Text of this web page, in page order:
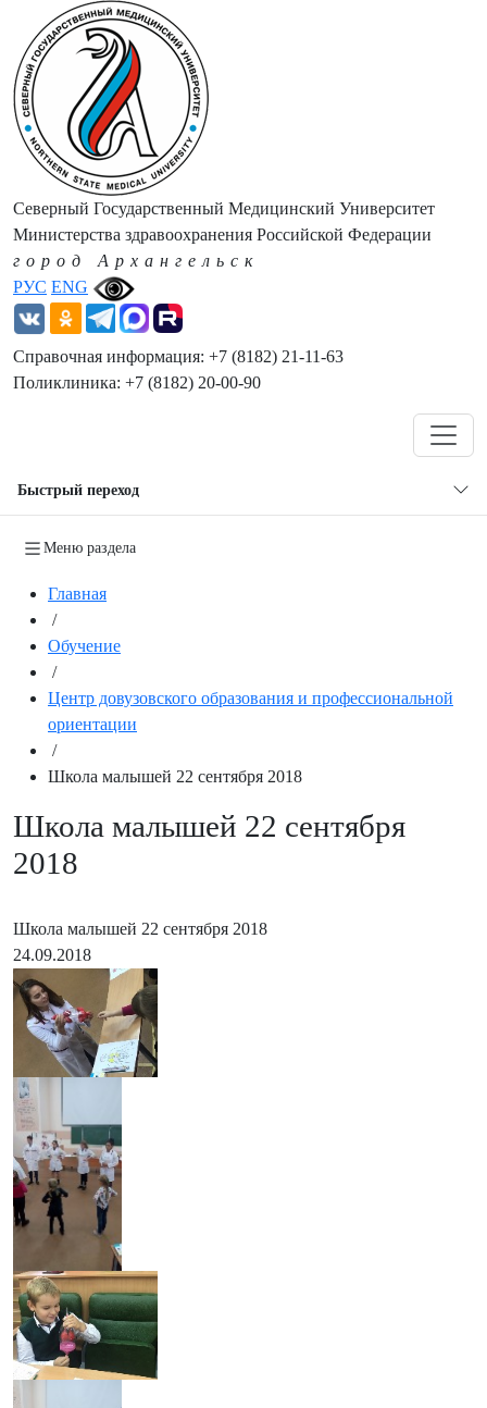
РУС ENG
Северный Государственный Медицинский Университет
Министерства здравоохранения Российской Федерации
город Архангельск
Справочная информация: +7 (8182) 21-11-63
Поликлиника: +7 (8182) 20-00-90
Быстрый переход
Меню раздела
Главная
/
Обучение
/
Центр довузовского образования и профессиональной
ориентации
/
Школа малышей 22 сентября 2018
Школа малышей 22 сентября
2018
Школа малышей 22 сентября 2018
24.09.2018